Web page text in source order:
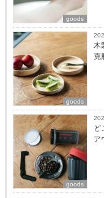
goods
goods
木
克
goods
ど
ア